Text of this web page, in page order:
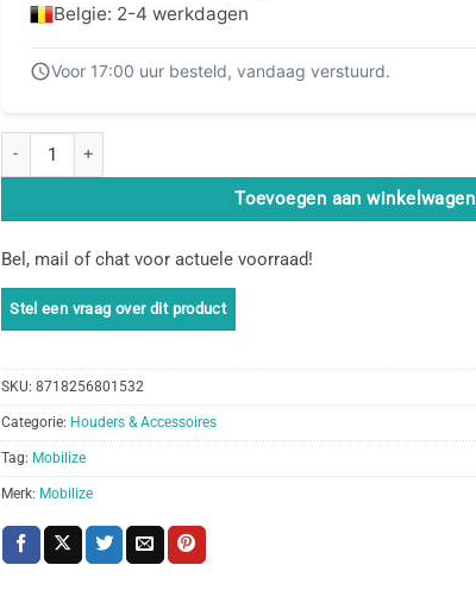
Belgie: 2-4 werkdagen
Voor 17:00 uur besteld, vandaag verstuurd.
Mobilize Universal Car Holder Air Vent Black aantal
Toevoegen aan winkelwagen
Bel, mail of chat voor actuele voorraad!
SKU: 8718256801532
Categorie: Houders & Accessoires
Tag: Mobilize
Merk: Mobilize